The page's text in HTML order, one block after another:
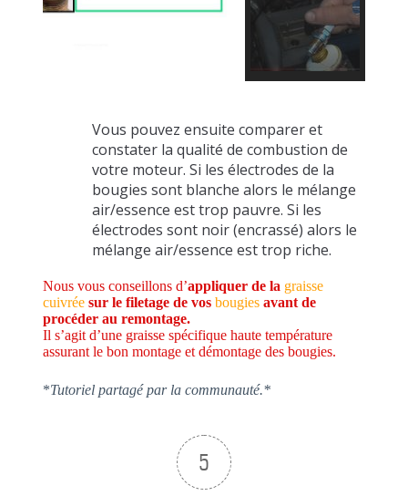
Vous pouvez ensuite comparer et
constater la qualité de combustion de
votre moteur. Si les électrodes de la
bougies sont blanche alors le mélange
air/essence est trop pauvre. Si les
électrodes sont noir (encrassé) alors le
mélange air/essence est trop riche.
Nous vous conseillons d’appliquer de la graisse
cuivrée sur le filetage de vos bougiesavant de
procéderau remontage.
Il s’agit d’une graisse spécifique haute température
assurant le bon montage et démontage des bougies.
*Tutoriel partagé par la communauté.*
5